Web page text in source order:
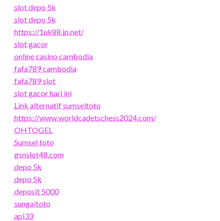
slot depo 5k
slot depo 5k
https://1uk88.jp.net/
slot gacor
online casino cambodia
fafa789 cambodia
fafa789 slot
slot gacor hari ini
Link alternatif sumseltoto
https://www.worldcadetschess2024.com/
OHTOGEL
Sumsel toto
gsnslot48.com
depo 5k
depo 5k
deposit 5000
sungaitoto
api33